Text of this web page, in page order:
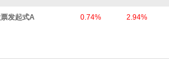
发起式A 0.74% 2.94%